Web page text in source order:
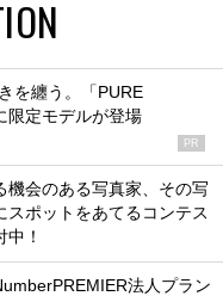
を纏う。「PURE
限定モデルが登場
PR
機会のある写真家、その写
ポットをあてるコンテス
！
法人プラン